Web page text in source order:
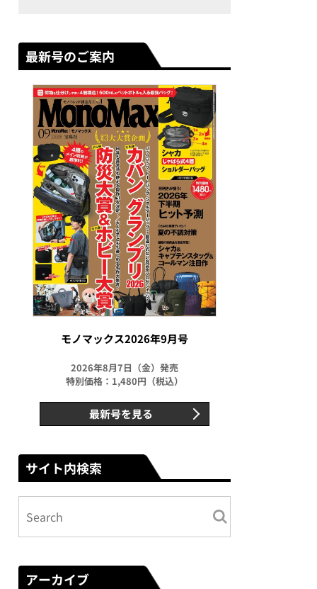
最新号のご案内
モノマックス2026年9月号
2026年8月7日（金）発売
特別価格：1,480円（税込）
最新号を見る
サイト内検索
アーカイブ